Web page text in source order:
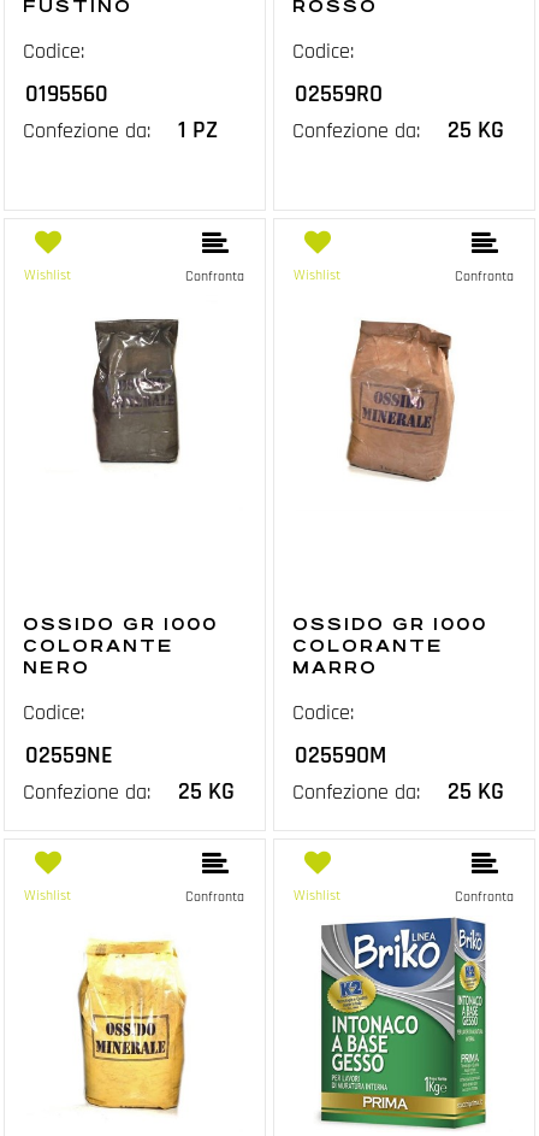
FUSTINO
Codice:
0195560
Confezione da: 1 PZ
ROSSO
Codice:
02559RO
Confezione da: 25 KG
Wishlist Confronta
OSSIDO GR 1000
COLORANTE
NERO
Codice:
02559NE
Confezione da: 25 KG
Wishlist Confronta
OSSIDO GR 1000
COLORANTE
MARRO
Codice:
02559OM
Confezione da: 25 KG
Wishlist Confronta Wishlist Confronta